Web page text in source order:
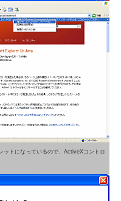
ットになっているので、ActiveXコントロ